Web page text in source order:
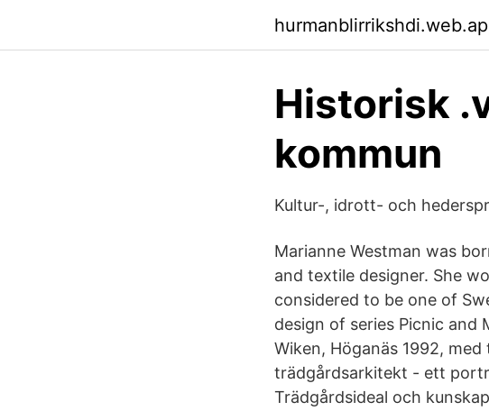
Historisk
kommun
Kultur-, idrott- och
Marianne Westman was
and textile designer. She
considered to be one of
design of series Picnic and
Wiken, Höganäs 1992,
trädgårdsarkitekt - ett
Trädgårdsideal och